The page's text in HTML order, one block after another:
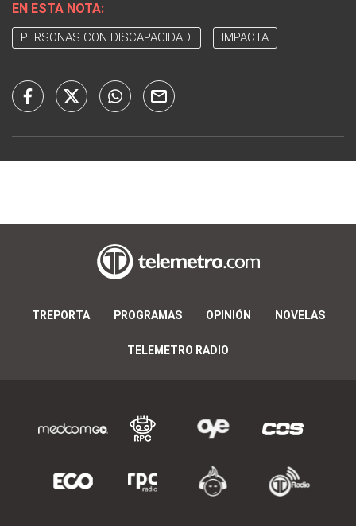
EN ESTA NOTA:
PERSONAS CON DISCAPACIDAD. IMPACTA
TREPORTA PROGRAMAS OPINIÓN NOVELAS
TELEMETRO RADIO